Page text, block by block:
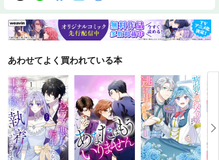
あわせてよく買われている本